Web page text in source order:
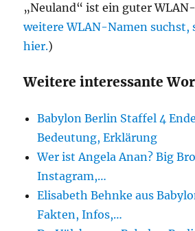
„Neuland“ ist ein guter
weitere WLAN-Namen suchst,
hier.)
Weitere interessante
Babylon Berlin Staffel 4
Bedeutung, Erklärung
Wer ist Angela Anan? Big
Instagram,…
Elisabeth Behnke aus
Fakten, Infos,…